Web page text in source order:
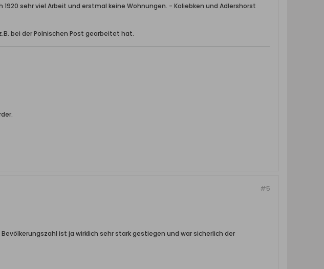
sehr viel Arbeit und erstmal keine Wohnungen. - Koliebken und Adlershorst
bei der Polnischen Post gearbeitet hat.
#5
ist ja wirklich sehr stark gestiegen und war sicherlich der